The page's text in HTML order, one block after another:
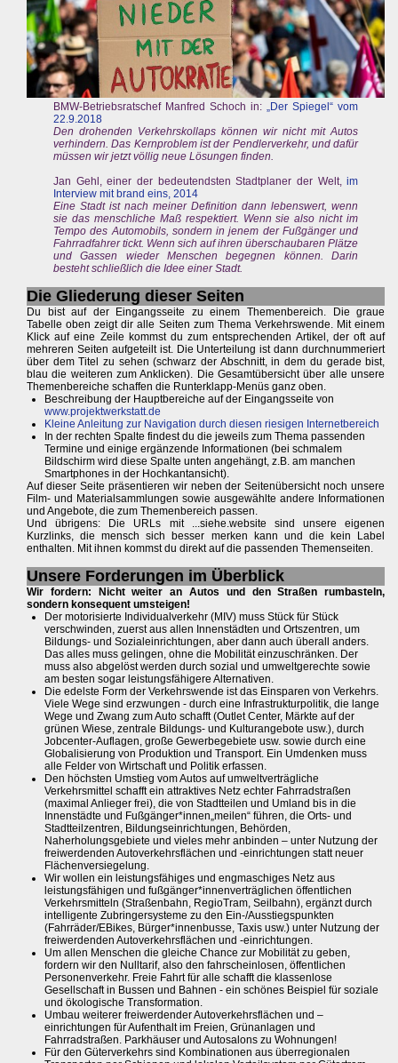
BMW-Betriebsratschef Manfred Schoch in:„Der Spiegel“ vom
22.9.2018
Den drohenden Verkehrskollaps können wir nicht mit Autos
verhindern. Das Kernproblem ist der Pendlerverkehr, und dafür
müssen wir jetzt völlig neue Lösungen finden.
Jan Gehl, einer der bedeutendsten Stadtplaner der Welt,im
Interview mit brand eins, 2014
Eine Stadt ist nach meiner Definition dann lebenswert, wenn
sie das menschliche Maß respektiert. Wenn sie also nicht im
Tempo des Automobils, sondern in jenem der Fußgänger und
Fahrradfahrer tickt. Wenn sich auf ihren überschaubaren Plätze
und Gassen wieder Menschen begegnen können. Darin
besteht schließlich die Idee einer Stadt.
Die Gliederung dieser Seiten
Du bist auf der Eingangsseite zu einem Themenbereich. Die graue
Tabelle oben zeigt dir alle Seiten zum Thema Verkehrswende. Mit einem
Klick auf eine Zeile kommst du zum entsprechenden Artikel, der oft auf
mehreren Seiten aufgeteilt ist. Die Unterteilung ist dann durchnummeriert
über dem Titel zu sehen (schwarz der Abschnitt, in dem du gerade bist,
blau die weiteren zum Anklicken). Die Gesamtübersicht über alle unsere
Themenbereiche schaffen die Runterklapp-Menüs ganz oben.
Beschreibung der Hauptbereiche auf der Eingangsseite von
www.projektwerkstatt.de
Kleine Anleitung zur Navigation durch diesen riesigen Internetbereich
In der rechten Spalte findest du die jeweils zum Thema passenden
Termine und einige ergänzende Informationen (bei schmalem
Bildschirm wird diese Spalte unten angehängt, z.B. am manchen
Smartphones in der Hochkantansicht).
Auf dieser Seite präsentieren wir neben der Seitenübersicht noch unsere
Film- und Materialsammlungen sowie ausgewählte andere Informationen
und Angebote, die zum Themenbereich passen.
Und übrigens: Die URLs mit ...siehe.website sind unsere eigenen
Kurzlinks, die mensch sich besser merken kann und die kein Label
enthalten. Mit ihnen kommst du direkt auf die passenden Themenseiten.
Unsere Forderungen im Überblick
Wir fordern: Nicht weiter an Autos und den Straßen rumbasteln,
sondern konsequent umsteigen!
Der motorisierte Individualverkehr (MIV) muss Stück für Stück
verschwinden, zuerst aus allen Innenstädten und Ortszentren, um
Bildungs- und Sozialeinrichtungen, aber dann auch überall anders.
Das alles muss gelingen, ohne die Mobilität einzuschränken. Der
muss also abgelöst werden durch sozial und umweltgerechte sowie
am besten sogar leistungsfähigere Alternativen.
Die edelste Form der Verkehrswende ist das Einsparen von Verkehrs.
Viele Wege sind erzwungen - durch eine Infrastrukturpolitik, die lange
Wege und Zwang zum Auto schafft (Outlet Center, Märkte auf der
grünen Wiese, zentrale Bildungs- und Kulturangebote usw.), durch
Jobcenter-Auflagen, große Gewerbegebiete usw. sowie durch eine
Globalisierung von Produktion und Transport. Ein Umdenken muss
alle Felder von Wirtschaft und Politik erfassen.
Den höchsten Umstieg vom Autos auf umweltverträgliche
Verkehrsmittel schafft ein attraktives Netz echter Fahrradstraßen
(maximal Anlieger frei), die von Stadtteilen und Umland bis in die
Innenstädte und Fußgänger*innen„meilen“ führen, die Orts- und
Stadtteilzentren, Bildungseinrichtungen, Behörden,
Naherholungsgebiete und vieles mehr anbinden – unter Nutzung der
freiwerdenden Autoverkehrsflächen und -einrichtungen statt neuer
Flächenversiegelung.
Wir wollen ein leistungsfähiges und engmaschiges Netz aus
leistungsfähigen und fußgänger*innenverträglichen öffentlichen
Verkehrsmitteln (Straßenbahn, RegioTram, Seilbahn), ergänzt durch
intelligente Zubringersysteme zu den Ein-/Ausstiegspunkten
(Fahrräder/EBikes, Bürger*innenbusse, Taxis usw.) unter Nutzung der
freiwerdenden Autoverkehrsflächen und -einrichtungen.
Um allen Menschen die gleiche Chance zur Mobilität zu geben,
fordern wir den Nulltarif, also den fahrscheinlosen, öffentlichen
Personenverkehr. Freie Fahrt für alle schafft die klassenlose
Gesellschaft in Bussen und Bahnen - ein schönes Beispiel für soziale
und ökologische Transformation.
Umbau weiterer freiwerdender Autoverkehrsflächen und –
einrichtungen für Aufenthalt im Freien, Grünanlagen und
Fahrradstraßen. Parkhäuser und Autosalons zu Wohnungen!
Für den Güterverkehrs sind Kombinationen aus überregionalen